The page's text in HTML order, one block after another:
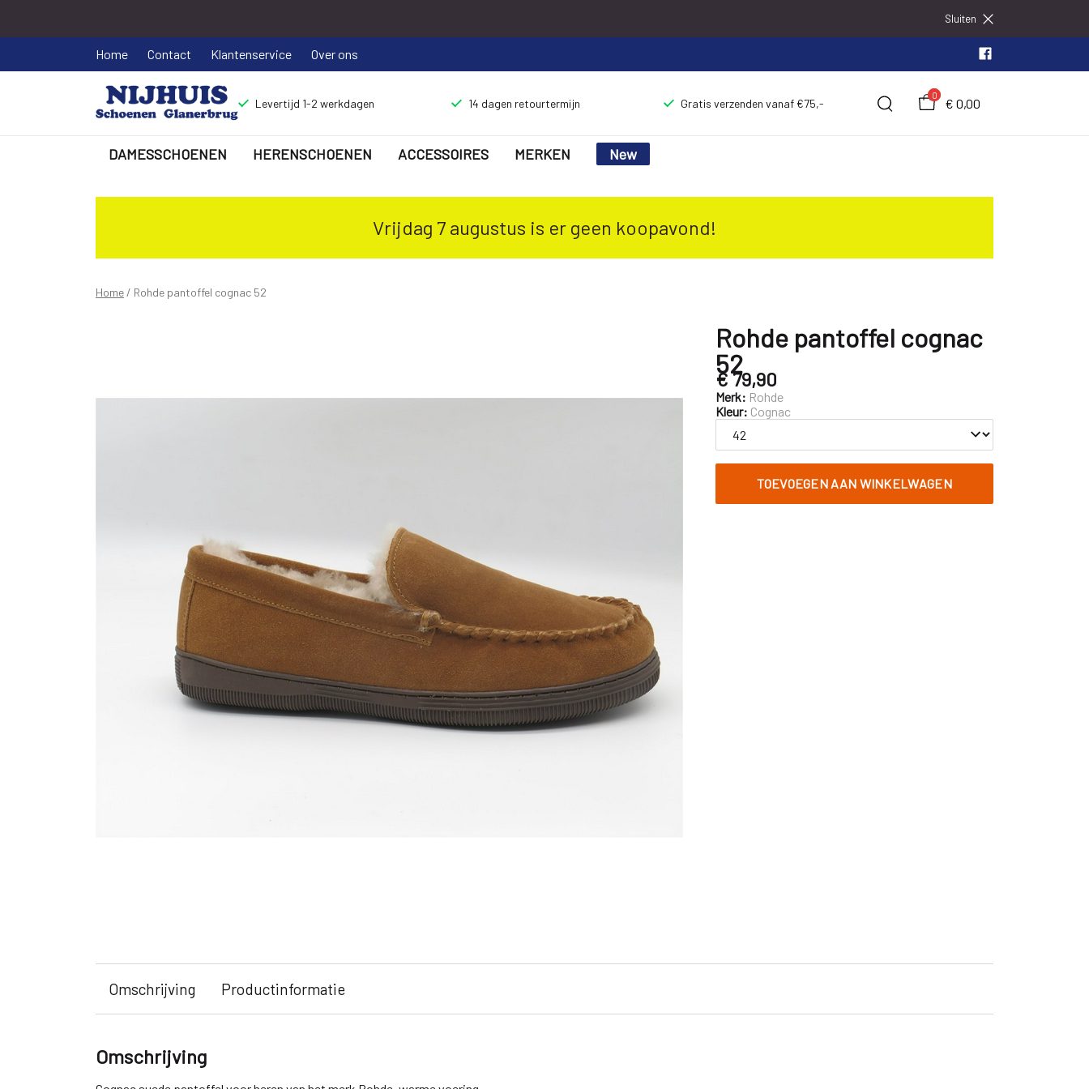
Sluiten
Home Contact Klantenservice Over ons
Levertijd 1-2 werkdagen 14 dagen retourtermijn Gratis verzenden vanaf €75,-
0
€ 0,00
DAMESSCHOENEN HERENSCHOENEN ACCESSOIRES MERKEN New
Rohde
cognac
Nijhuisschoenen
Vrijdag 7 augustus is er geen koopavond!
Home Rohde pantoffel cognac 52
Rohde pantoffel cognac
52
€ 79,90
Merk: Rohde
Kleur: Cognac
TOEVOEGEN AAN WINKELWAGEN
Omschrijving Productinformatie
Omschrijving